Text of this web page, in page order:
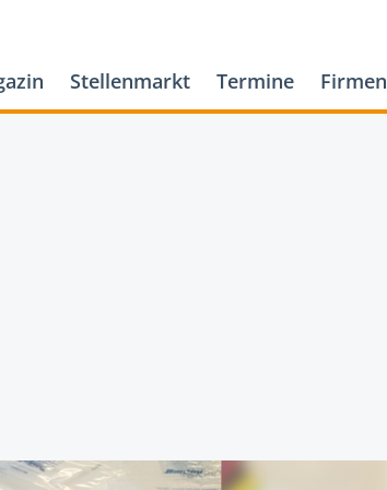
Stellenmarkt Termine Firmen